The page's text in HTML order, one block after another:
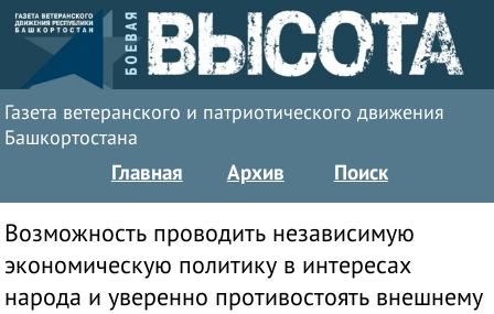
Газета ветеранского и патриотического движения
Башкортостана
Главная Архив Поиск
Возможность проводить независимую
экономическую политику в интересах
народа и уверенно противостоять внешнему